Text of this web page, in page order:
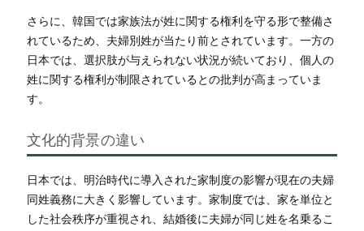
さらに、韓国では家族法が姓に関する権利を守る形で整備さ
れているため、夫婦別姓が当たり前とされています。一方の
日本では、選択肢が与えられない状況が続いており、個人の
姓に関する権利が制限されているとの批判が高まっていま
す。
文化的背景の違い
日本では、明治時代に導入された家制度の影響が現在の夫婦
同姓義務に大きく影響しています。家制度では、家を単位と
した社会秩序が重視され、結婚後に夫婦が同じ姓を名乗るこ